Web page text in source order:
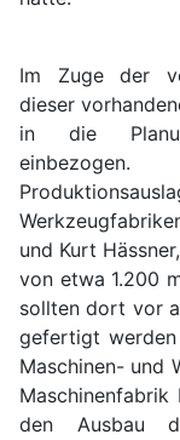
Im Zuge der
dieser
in die
und Kurt
von etwa 1.200
sollten dort vor
gefertigt
Maschinen- und
den Ausbau